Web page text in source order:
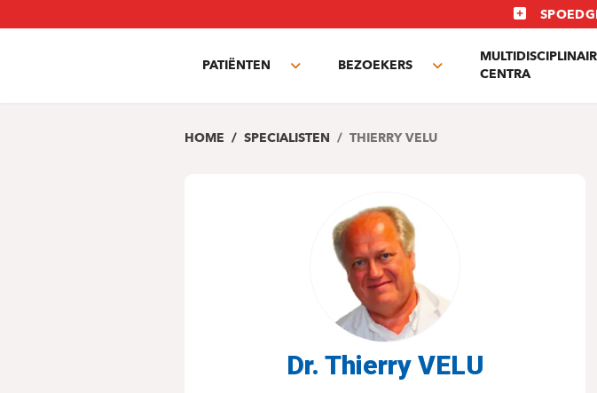
en
PATIËNTEN
Toggle
BEZOEKERS
ToggleCENTRA
HOME SPECIALISTEN THIERRY VELU
Dr. Thierry VELU